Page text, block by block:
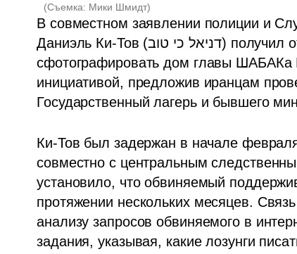
(Съемка: Мики Шмидт)
В совместном заявлении полиции и
Даниэль Ки-Тов (דניאל כי טוב) получил от иранских кураторов задание
сфотографировать дом главы ШАБАКа
инициативой, предложив иранцам
Государственный лагерь и бывшего
Ки-Тов был задержан в начале
совместно с центральным
установило, что обвиняемый
протяжении нескольких месяцев.
анализу запросов обвиняемого в
задания, указывая, какие лозунги